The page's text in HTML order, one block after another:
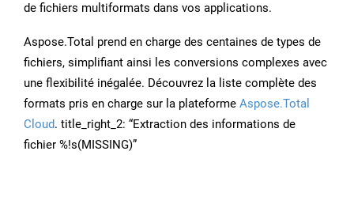
de fichiers multiformats dans vos applications.
Aspose.Total prend en charge des centaines de types de
fichiers, simplifiant ainsi les conversions complexes avec
une flexibilité inégalée. Découvrez la liste complète des
formats pris en charge sur la plateforme Aspose.Total
Cloud. title_right_2: “Extraction des informations de
fichier %!s(MISSING)”